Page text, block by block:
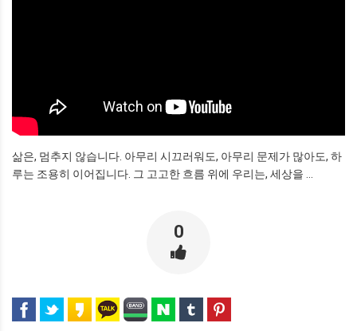
삶은, 멈추지 않습니다. 아무리 시끄러워도, 아무리 문제가 많아도, 하
루는 조용히 이어집니다. 그 고고한 흐름 위에 우리는, 세상을 ...
0